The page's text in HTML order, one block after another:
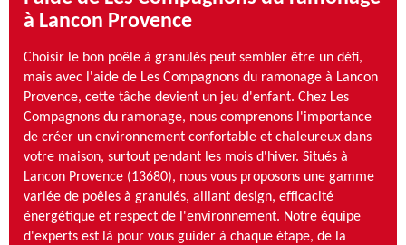
à Lancon Provence
Choisir le bon poêle à granulés peut sembler être un défi,
mais avec l'aide de Les Compagnons du ramonage à Lancon
Provence, cette tâche devient un jeu d'enfant. Chez Les
Compagnons du ramonage, nous comprenons l'importance
de créer un environnement confortable et chaleureux dans
votre maison, surtout pendant les mois d'hiver. Situés à
Lancon Provence (13680), nous vous proposons une gamme
variée de poêles à granulés, alliant design, efficacité
énergétique et respect de l'environnement. Notre équipe
d'experts est là pour vous guider à chaque étape, de la